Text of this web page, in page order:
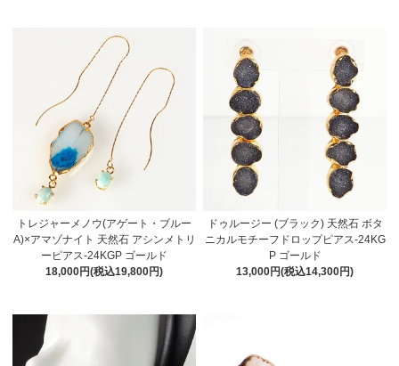
トレジャーメノウ(アゲート・ブルー
A)×アマゾナイト 天然石 アシンメトリ
ーピアス-24KGP ゴールド
18,000円(税込19,800円)
ドゥルージー (ブラック) 天然石 ボタ
ニカルモチーフドロップピアス-24KG
P ゴールド
13,000円(税込14,300円)